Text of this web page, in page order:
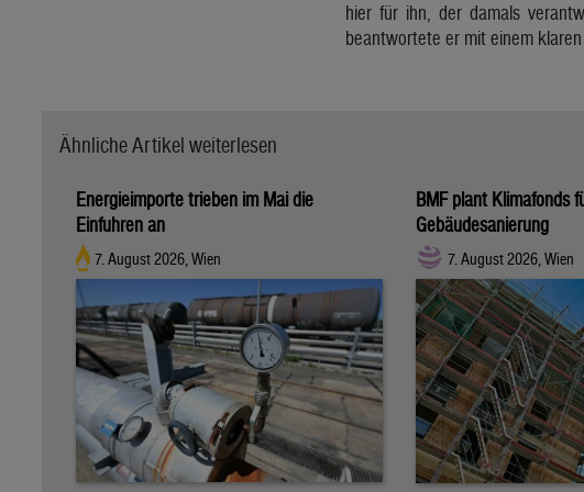
hier für ihn, der damals
beantwortete er mit einem klaren
Ähnliche Artikel weiterlesen
Energieimporte trieben im Mai die
Einfuhren an
7. August 2026, Wien
BMF plant Klimafonds
Gebäudesanierung
7. August 2026, Wien